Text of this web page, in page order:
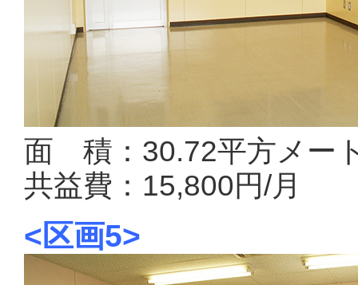
面 積：30.72平方メー
共益費：15,800円/月
<区画5>